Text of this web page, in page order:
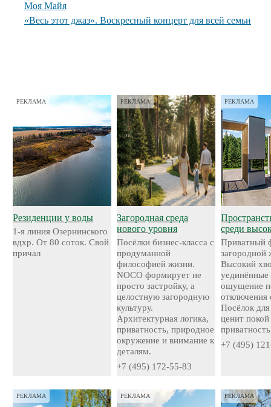
Моя Майя
«Весь этот джаз». Воскресный концерт для всей семьи
РЕКЛАМА
Резиденции у воды
1-я линия Озернинского
вдхр. От 80 соток. Свой
причал
РЕКЛАМА
Загородная среда
нового уровня
Посёлки бизнес-класса с
продуманной
философией жизни.
NOCO формирует не
просто застройку, а
целостную загородную
культуру.
Архитектурная логика,
приватность, природное
окружение и внимание к
деталям.
+7 (495) 172-55-83
РЕКЛАМА
среди
Приватный
загородной
Высокий
уединённые
ощущение
отключения
Посёлок
ценит
приватность
+7 (495)
РЕКЛАМА РЕКЛАМА РЕКЛАМА